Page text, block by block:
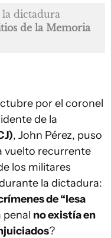
dictadura
de la Memoria
por el coronel
de la
, John Pérez, puso
vuelto recurrente
los militares
la dictadura:
de “lesa
penal no existía en
?